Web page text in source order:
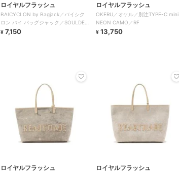
ロイヤルフラッシュ
BAICYCLON by Bagjack／バイシク
ロン バイ バッグジャック／SOULDER
BAG
¥ 7,150
ロイヤルフラッシュ
OKERU／オケル／別注TYPE-C mini
NEON CAMO／RF
¥ 13,750
ロイヤルフラッシュ ロイヤルフラッシュ